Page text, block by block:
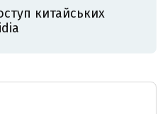
китайських